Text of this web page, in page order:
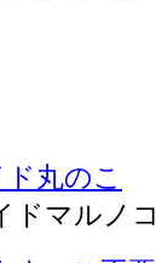
丸のこ
ドマルノ